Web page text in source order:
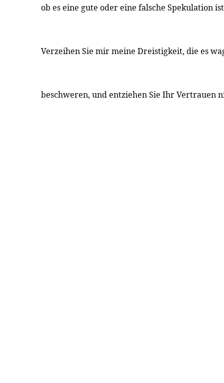
ob es eine gute oder eine falsche Spekulation
Verzeihen Sie mir meine Dreistigkeit, die es
beschweren, und entziehen Sie Ihr Vertrauen